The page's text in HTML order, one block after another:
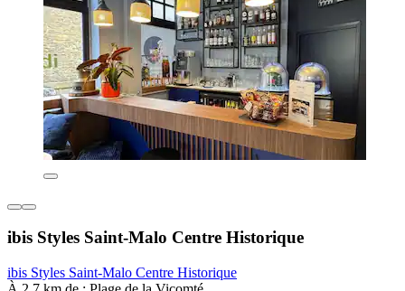
ibis Styles Saint-Malo Centre Historique
ibis Styles Saint-Malo Centre Historique